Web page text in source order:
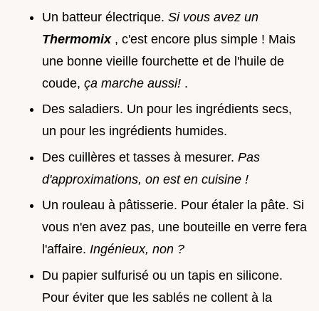
Un batteur électrique. Si vous avez un
Thermomix , c'est encore plus simple ! Mais
une bonne vieille fourchette et de l'huile de
coude, ça marche aussi! .
Des saladiers. Un pour les ingrédients secs,
un pour les ingrédients humides.
Des cuillères et tasses à mesurer. Pas
d'approximations, on est en cuisine !
Un rouleau à pâtisserie. Pour étaler la pâte. Si
vous n'en avez pas, une bouteille en verre fera
l'affaire. Ingénieux, non ?
Du papier sulfurisé ou un tapis en silicone.
Pour éviter que les sablés ne collent à la